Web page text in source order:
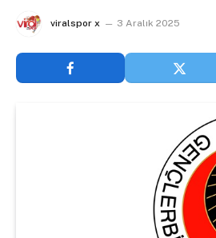
viralspor x 3 Aralık 2025